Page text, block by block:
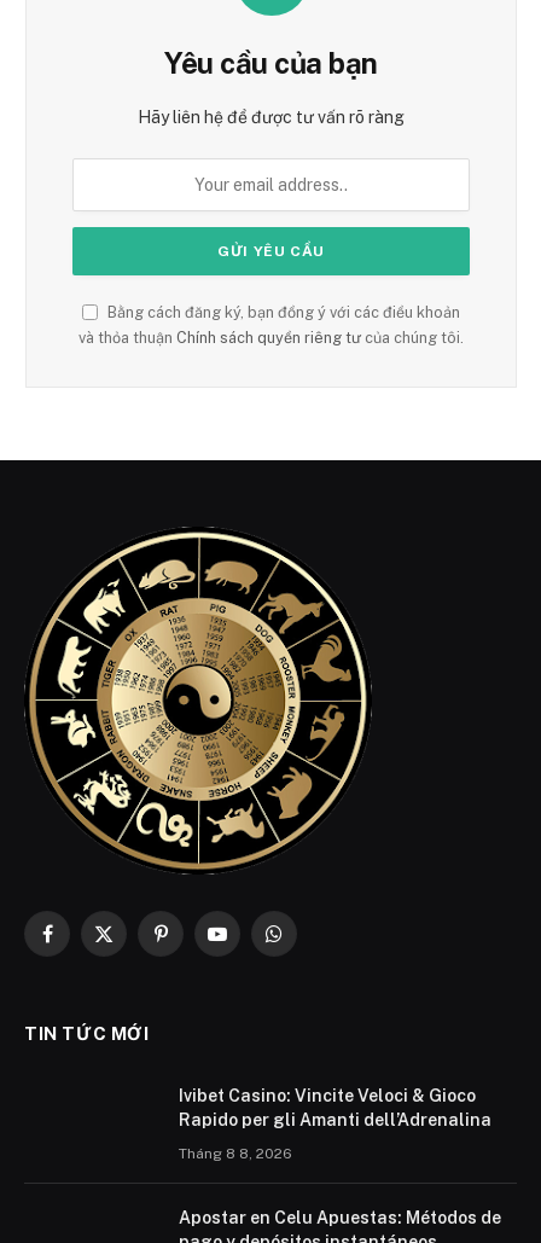
Yêu cầu của bạn
Hãy liên hệ để được tư vấn rõ ràng
Bằng cách đăng ký, bạn đồng ý với các điều khoản
và thỏa thuận Chính sách quyền riêng tư của chúng tôi.
Facebook
X
PinterestYouTubeWhatsApp
TIN TỨC MỚI
Ivibet Casino: Vincite Veloci & Gioco
Rapido per gli Amanti dell’Adrenalina
Tháng 8 8, 2026
Apostar en Celu Apuestas: Métodos de